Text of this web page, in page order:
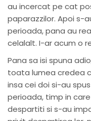
au incercat pe cat
paparazzilor. Apoi s-
perioada, pana au
celalalt. I-ar acum o
Pana sa isi spuna
toata lumea credea
insa cei doi si-au
perioada, timp in
despartiti si s-au